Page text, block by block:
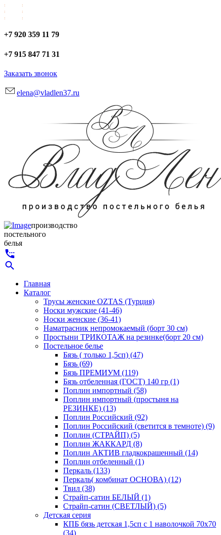
+7 920 359 11 79
+7 915 847 71 31
Заказать звонок
elena@vladlen37.ru
производство
постельного
белья
settings_phone
search
Главная
Каталог
Трусы женские OZTAS (Турция)
Носки мужские (41-46)
Носки женские (36-41)
Наматрасник непромокаемый (борт 30 см)
Простыни ТРИКОТАЖ на резинке(борт 20 см)
Постельное белье
Бязь ( только 1,5сп) (47)
Бязь (69)
Бязь ПРЕМИУМ (119)
Бязь отбеленная (ГОСТ) 140 гр (1)
Поплин импортный (58)
Поплин импортный (простыня на
РЕЗИНКЕ) (13)
Поплин Российский (92)
Поплин Российский (светится в темноте) (9)
Поплин (СТРАЙП) (5)
Поплин ЖАККАРД (8)
Поплин АКТИВ гладкокрашенный (14)
Поплин отбеленный (1)
Перкаль (133)
Перкаль( комбинат ОСНОВА) (12)
Твил (38)
Страйп-сатин БЕЛЫЙ (1)
Страйп-сатин (СВЕТЛЫЙ) (5)
Детская серия
КПБ бязь детская 1,5сп с 1 наволочкой 70х70
(34)